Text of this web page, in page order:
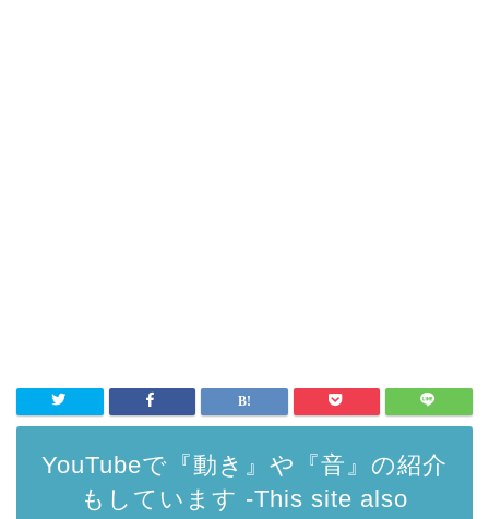
YouTubeで『動き』や『音』の紹介
もしています -This site also